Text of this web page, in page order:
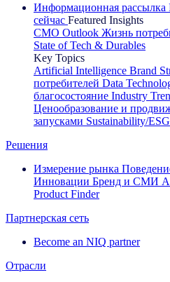
Информационная
сейчас Featured Insights
CMO Outlook Жизнь
State of Tech & Durables
Key Topics
Artificial Intelligence Brand
потребителей Data
благосостояние Industry
Ценообразование и
запусками Sustainability/ESG
Решения
Измерение рынка
Инновации Бренд и СМИ
Product Finder
Партнерская сеть
Become an NIQ partner
Отрасли